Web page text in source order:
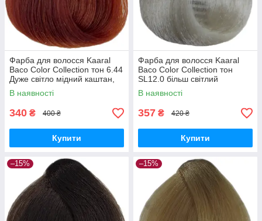
Фарба для волосся Kaaral
Baco Color Collection тон 6.44
Дуже світло мідний каштан,
100 мл
В наявності
340 ₴ 400 ₴
Купити
Фарба для волосся Kaaral
Baco Color Collection тон
SL12.0 більш світлий
блондин, 100 мл
В наявності
357 ₴ 420 ₴
Купити
–15% –15%